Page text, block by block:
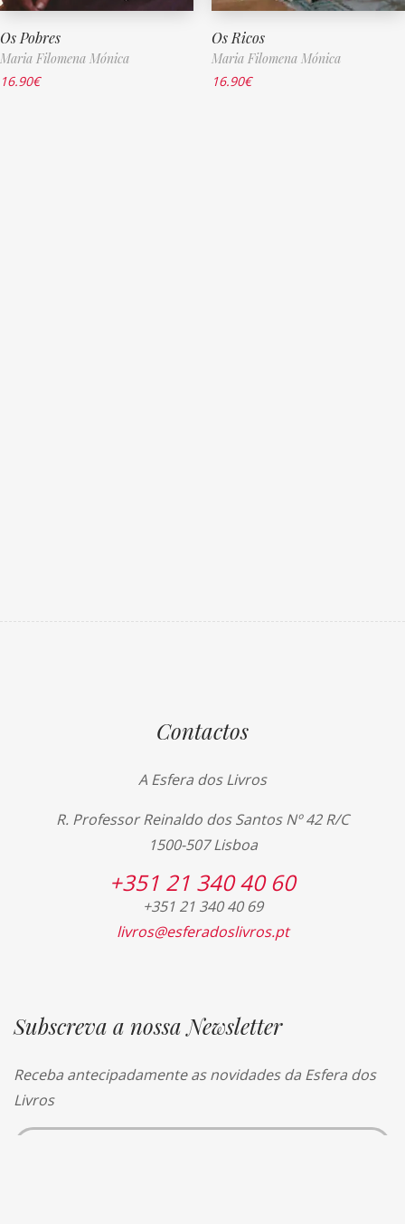
Os Pobres
Maria Filomena Mónica
16.90€
Os Ricos
Maria Filomena Mónica
16.90€
Contactos
A Esfera dos Livros
R. Professor Reinaldo dos Santos Nº 42 R/C
1500-507 Lisboa
+351 21 340 40 60
+351 21 340 40 69
livros@esferadoslivros.pt
Subscreva a nossa Newsletter
Receba antecipadamente as novidades da Esfera dos
Livros